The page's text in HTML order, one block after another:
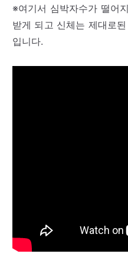
※여기서 심박자수가 떨어
받게 되고 신체는 제대로
입니다.